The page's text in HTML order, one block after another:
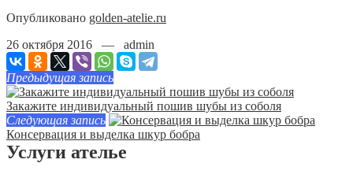
Опубликовано golden-atelie.ru
26 октября 2016 — admin
Предыдущая запись
Закажите индивидуальный пошив шубы из соболя
Следующая запись
Консервация и выделка шкур бобра
Услуги ателье